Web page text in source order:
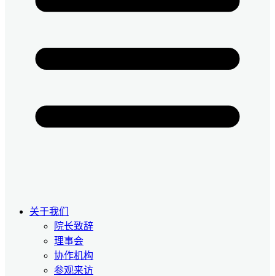
关于我们
院长致辞
理事会
协作机构
参观来访